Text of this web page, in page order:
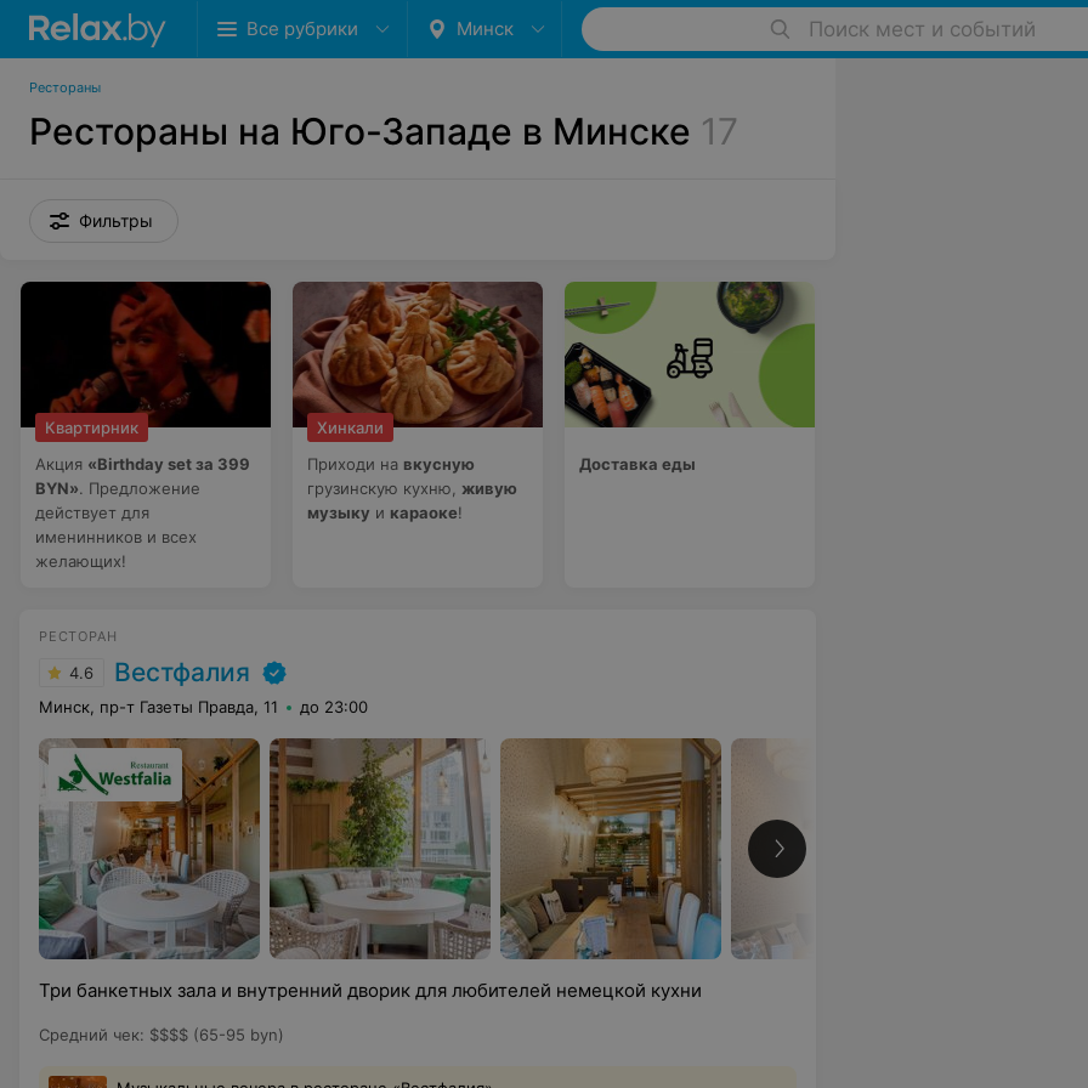
Все рубрики Минск Поиск мест и событий
Рестораны
Рестораны на Юго-Западе в Минске 17
Фильтры
Квартирник
Акция «Birthday set за 399
BYN». Предложение
действует для
именинников и всех
желающих!
Хинкали
Приходи на вкусную
грузинскую кухню, живую
музыку и караоке!
Доставка еды
РЕСТОРАН
4.6 Вестфалия
Минск, пр-т Газеты Правда, 11 до 23:00
Три банкетных зала и внутренний дворик для любителей немецкой кухни
Средний чек: $$$$ (65-95 byn)